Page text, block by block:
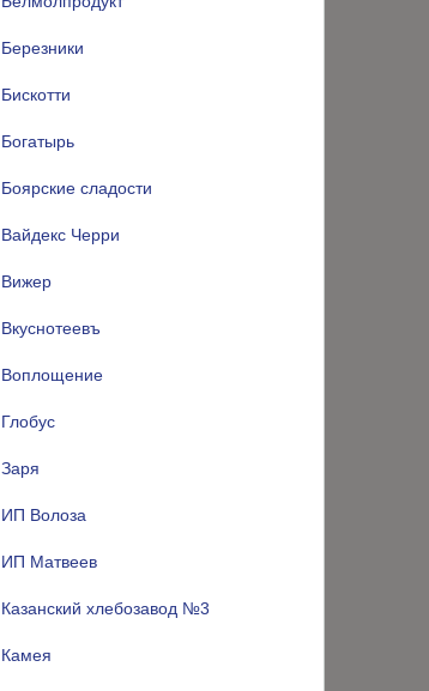
Березники
Бискотти
Богатырь
Боярские сладости
Вайдекс Черри
Вижер
Вкуснотеевъ
Воплощение
Глобус
Заря
ИП Волоза
ИП Матвеев
Казанский хлебозавод №3
Камея